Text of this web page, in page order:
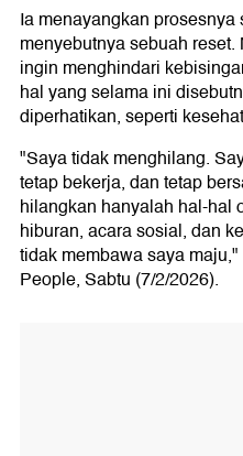
Ia menayangkan
menyebutnya sebuah
ingin menghindari
hal yang selama ini
diperhatikan, seperti
"Saya tidak menghilang.
tetap bekerja, dan tetap
hilangkan hanyalah hal-hal
hiburan, acara sosial, dan
tidak membawa saya
People, Sabtu (7/2/2026).